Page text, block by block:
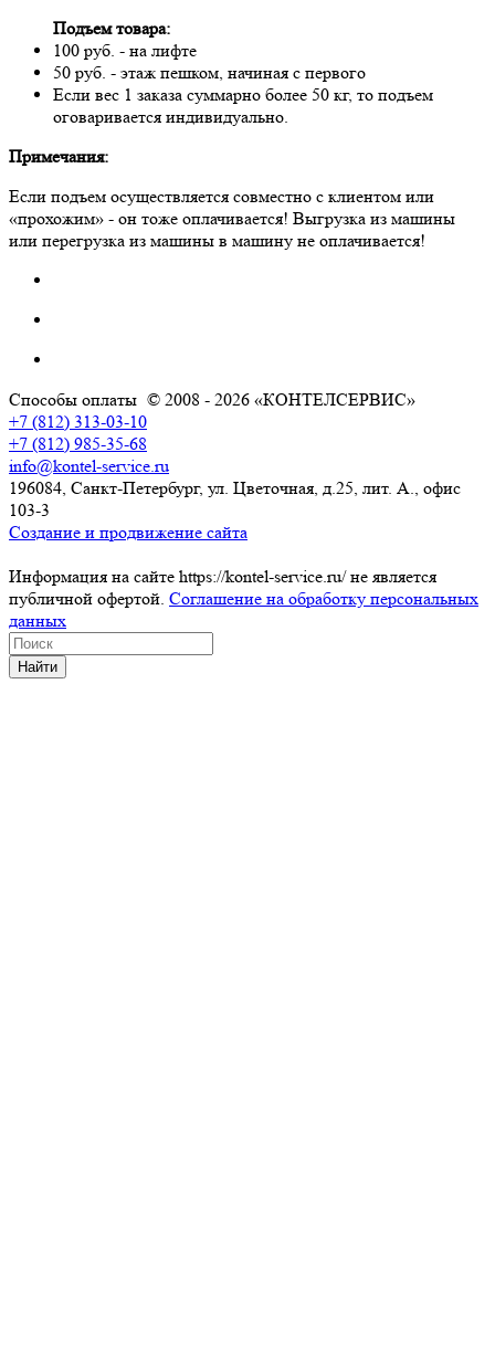
Подъем товара:
100 руб. - на лифте
50 руб. - этаж пешком, начиная с первого
Если вес 1 заказа суммарно более 50 кг, то подъем
оговаривается индивидуально.
Примечания:
Если подъем осуществляется совместно с клиентом или
«прохожим» - он тоже оплачивается! Выгрузка из машины
или перегрузка из машины в машину не оплачивается!
Способы оплаты © 2008 - 2026 «КОНТЕЛСЕРВИС»
+7 (812) 313-03-10
+7 (812) 985-35-68
info@kontel-service.ru
196084, Санкт-Петербург, ул. Цветочная, д.25, лит. А., офис
103-3
Создание и продвижение сайта
Информация на сайте https://kontel-service.ru/ не является
публичной офертой. Соглашение на обработку персональных
данных
Найти